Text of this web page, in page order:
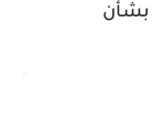
بشأن